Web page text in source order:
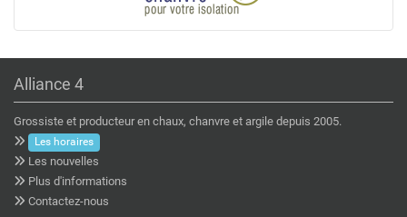
Alliance 4
Grossiste et producteur en chaux, chanvre et argile depuis 2005.
Les horaires
Les nouvelles
Plus d'informations
Contactez-nous